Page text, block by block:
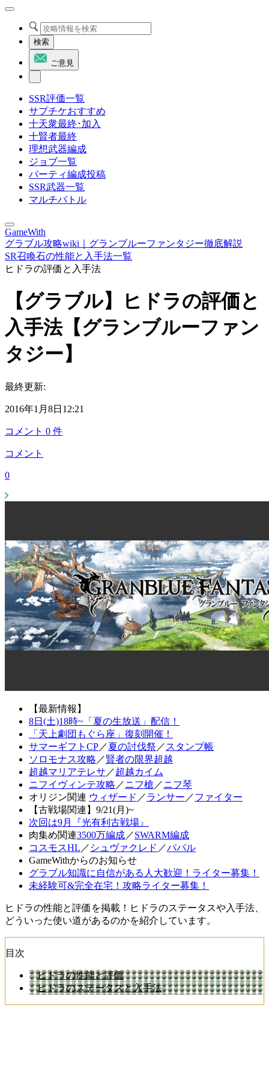
検索
ご意見
SSR評価一覧
サプチケおすすめ
十天衆最終･加入
十賢者最終
理想武器編成
ジョブ一覧
パーティ編成投稿
SSR武器一覧
マルチバトル
GameWith
グラブル攻略wiki｜グランブルーファンタジー徹底解説
SR召喚石の性能と入手法一覧
ヒドラの評価と入手法
【グラブル】ヒドラの評価と
入手法【グランブルーファン
タジー】
最終更新:
2016年1月8日12:21
コメント 0 件
コメント
0
【最新情報】
8日(土)18時~「夏の生放送」配信！
「天上劇団もぐら座」復刻開催！
サマーギフトCP／夏の討伐祭 ／ スタンプ帳
ソロモナス攻略 ／賢者の限界超越
超越マリアテレサ ／超越カイム
ニフイヴィンテ攻略 ／ニフ槍 ／ニフ琴
オリジン関連 ウィザード ／ランサー ／ファイター
【古戦場関連】9/21(月)~
次回は9月『光有利古戦場』
肉集め関連3500万編成／SWARM編成
コスモスHL ／ シュヴァクレド ／パパル
GameWithからのお知らせ
グラブル知識に自信がある人大歓迎！ライター募集！
未経験可&完全在宅！攻略ライター募集！
ヒドラの性能と評価を掲載！ヒドラのステータスや入手法、
どういった使い道があるのかを紹介しています。
目次
ヒドラの性能と評価
ヒドラのステータスと入手法